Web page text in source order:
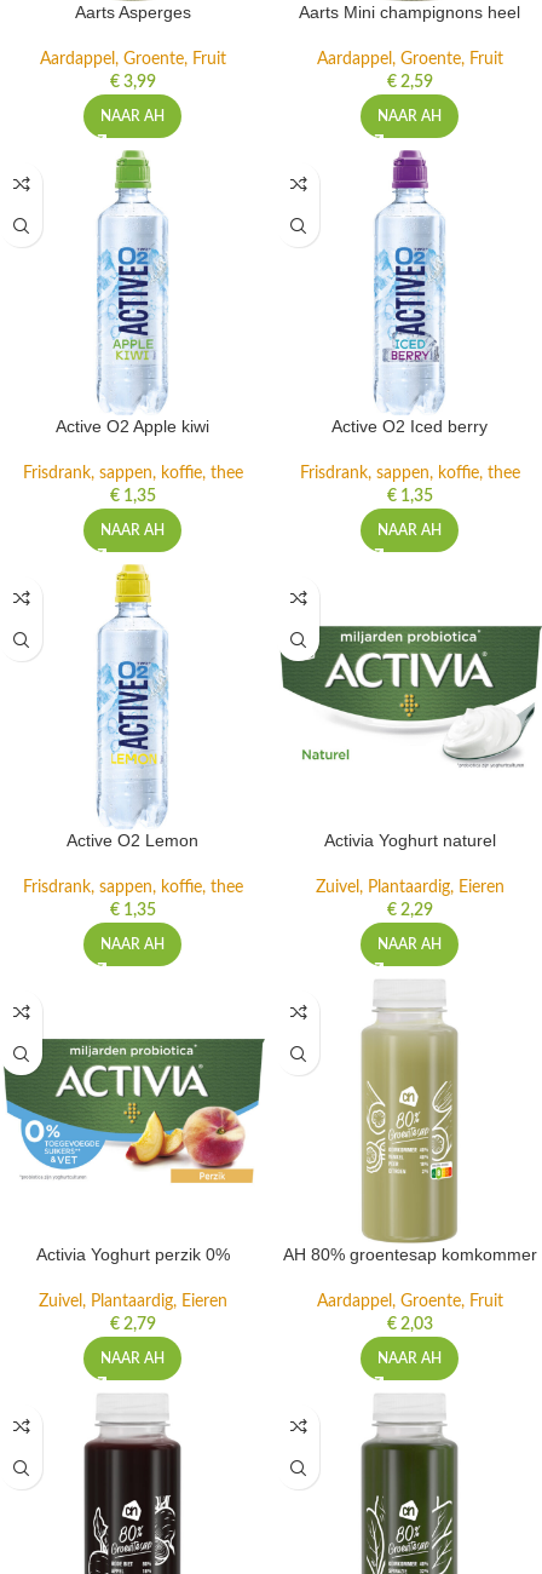
Aarts Asperges
Aardappel, Groente, Fruit
€3,99
NAAR AH
Aarts Mini champignons heel
Aardappel, Groente, Fruit
€2,59
NAAR AH
Active O2 Apple kiwi
Frisdrank, sappen, koffie, thee
€1,35
NAAR AH
Active O2 Iced berry
Frisdrank, sappen, koffie, thee
€1,35
NAAR AH
Active O2 Lemon
Frisdrank, sappen, koffie, thee
€1,35
NAAR AH
Activia Yoghurt naturel
Zuivel, Plantaardig, Eieren
€2,29
NAAR AH
Activia Yoghurt perzik 0%
Zuivel, Plantaardig, Eieren
€2,79
NAAR AH
AH 80% groentesap komkommer
Aardappel, Groente, Fruit
€2,03
NAAR AH